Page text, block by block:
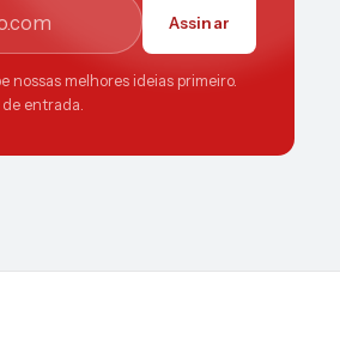
Assinar
nossas melhores ideias primeiro.
de entrada.